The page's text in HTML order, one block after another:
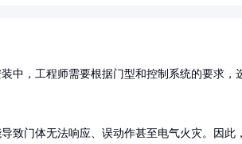
中，工程师需要根据门型和控制系统的要求，
致门体无法响应、误动作甚至电气火灾。因此